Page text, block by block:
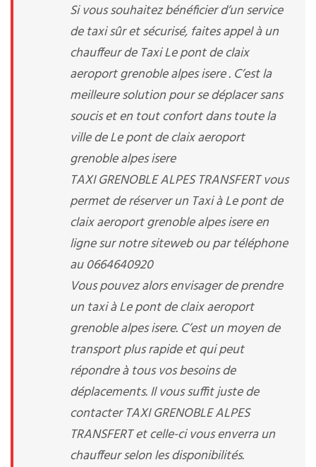
Si vous souhaitez bénéficier d’un service
de taxi sûr et sécurisé, faites appel à un
chauffeur de Taxi Le pont de claix
aeroport grenoble alpes isere . C’est la
meilleure solution pour se déplacer sans
soucis et en tout confort dans toute la
ville de Le pont de claix aeroport
grenoble alpes isere
TAXI GRENOBLE ALPES TRANSFERT vous
permet de réserver un Taxi à Le pont de
claix aeroport grenoble alpes isere en
ligne sur notre siteweb ou par téléphone
au 0664640920
Vous pouvez alors envisager de prendre
un taxi à Le pont de claix aeroport
grenoble alpes isere. C’est un moyen de
transport plus rapide et qui peut
répondre à tous vos besoins de
déplacements. Il vous suffit juste de
contacter TAXI GRENOBLE ALPES
TRANSFERT et celle-ci vous enverra un
chauffeur selon les disponibilités.